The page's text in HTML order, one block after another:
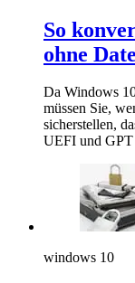
So
ohne
Da Windows
müssen Sie,
sicherstellen,
UEFI und
windows 10